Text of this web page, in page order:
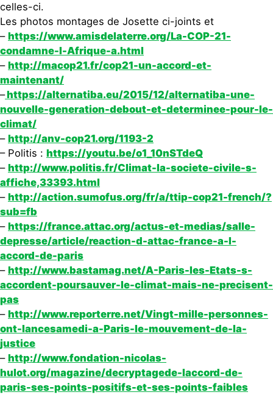
celles-ci.
Les photos montages de Josette ci-joints et
– https://www.amisdelaterre.org/La-COP-21-
condamne-l-Afrique-a.html
– http://macop21.fr/cop21-un-accord-et-
maintenant/
–https://alternatiba.eu/2015/12/alternatiba-une-
nouvelle-generation-debout-et-determinee-pour-le-
climat/
– http://anv-cop21.org/1193-2
– Politis : https://youtu.be/o1_10nSTdeQ
– http://www.politis.fr/Climat-la-societe-civile-s-
affiche,33393.html
– http://action.sumofus.org/fr/a/ttip-cop21-french/?
sub=fb
– https://france.attac.org/actus-et-medias/salle-
depresse/article/reaction-d-attac-france-a-l-
accord-de-paris
– http://www.bastamag.net/A-Paris-les-Etats-s-
accordent-poursauver-le-climat-mais-ne-precisent-
pas
– http://www.reporterre.net/Vingt-mille-personnes-
ont-lancesamedi-a-Paris-le-mouvement-de-la-
justice
– http://www.fondation-nicolas-
hulot.org/magazine/decryptagede-laccord-de-
paris-ses-points-positifs-et-ses-points-faibles